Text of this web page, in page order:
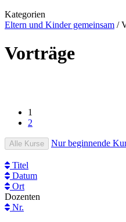
Kategorien
Eltern und Kinder gemeinsam /
Vorträge
1
2
Alle Kurse Nur beginnende
Titel
Datum
Ort
Dozenten
Nr.